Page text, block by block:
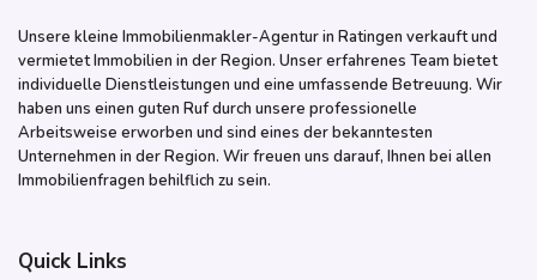
Unsere kleine Immobilienmakler-Agentur in Ratingen verkauft und
vermietet Immobilien in der Region. Unser erfahrenes Team bietet
individuelle Dienstleistungen und eine umfassende Betreuung. Wir
haben uns einen guten Ruf durch unsere professionelle
Arbeitsweise erworben und sind eines der bekanntesten
Unternehmen in der Region. Wir freuen uns darauf, Ihnen bei allen
Immobilienfragen behilflich zu sein.
Quick Links